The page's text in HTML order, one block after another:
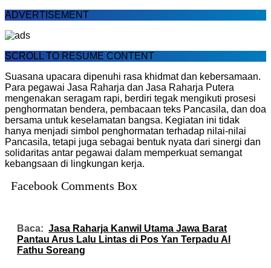
ADVERTISEMENT
SCROLL TO RESUME CONTENT
Suasana upacara dipenuhi rasa khidmat dan kebersamaan.
Para pegawai Jasa Raharja dan Jasa Raharja Putera
mengenakan seragam rapi, berdiri tegak mengikuti prosesi
penghormatan bendera, pembacaan teks Pancasila, dan doa
bersama untuk keselamatan bangsa. Kegiatan ini tidak
hanya menjadi simbol penghormatan terhadap nilai-nilai
Pancasila, tetapi juga sebagai bentuk nyata dari sinergi dan
solidaritas antar pegawai dalam memperkuat semangat
kebangsaan di lingkungan kerja.
Facebook Comments Box
Baca: Jasa Raharja Kanwil Utama Jawa Barat
Pantau Arus Lalu Lintas di Pos Yan Terpadu Al
Fathu Soreang